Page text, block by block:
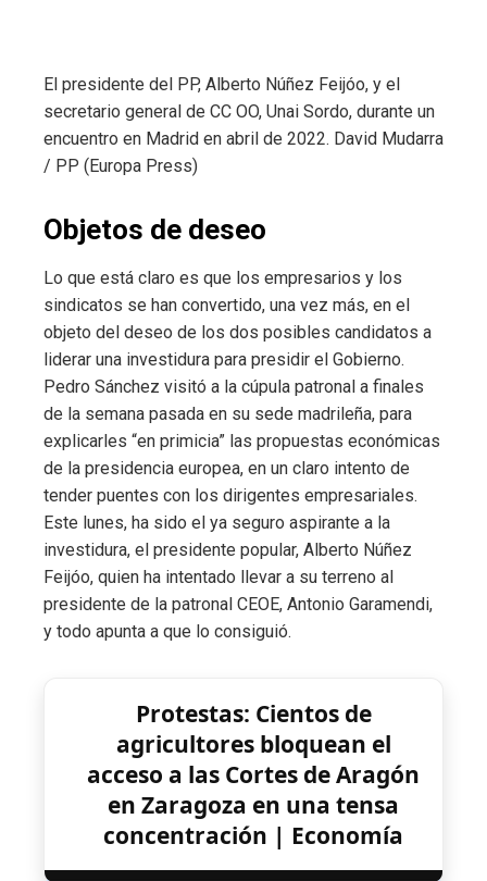
El presidente del PP, Alberto Núñez Feijóo, y el
secretario general de CC OO, Unai Sordo, durante un
encuentro en Madrid en abril de 2022. David Mudarra
/ PP (Europa Press)
Objetos de deseo
Lo que está claro es que los empresarios y los
sindicatos se han convertido, una vez más, en el
objeto del deseo de los dos posibles candidatos a
liderar una investidura para presidir el Gobierno.
Pedro Sánchez visitó a la cúpula patronal a finales
de la semana pasada en su sede madrileña, para
explicarles “en primicia” las propuestas económicas
de la presidencia europea, en un claro intento de
tender puentes con los dirigentes empresariales.
Este lunes, ha sido el ya seguro aspirante a la
investidura, el presidente popular, Alberto Núñez
Feijóo, quien ha intentado llevar a su terreno al
presidente de la patronal CEOE, Antonio Garamendi,
y todo apunta a que lo consiguió.
Protestas: Cientos de
agricultores bloquean el
acceso a las Cortes de Aragón
en Zaragoza en una tensa
concentración | Economía